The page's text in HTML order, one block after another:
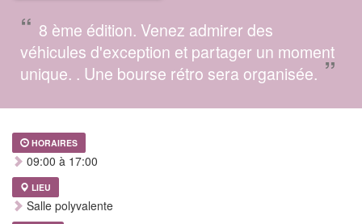
“ 8 ème édition. Venez admirer des
véhicules d'exception et partager un moment
unique. . Une bourse rétro sera organisée. ”
HORAIRES
09:00 à 17:00
LIEU
Salle polyvalente